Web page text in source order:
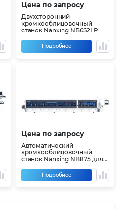
Цена по запросу
Двухсторонний
кромкооблицовочный
станок Nanxing NB6S2IIP
Подробнее
Цена по запросу
Автоматический
кромкооблицовочный
станок Nanxing NB875 для
Подробнее